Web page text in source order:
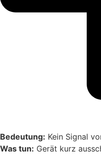
Bedeutung: Kein Signal
Was tun: Gerät kurz